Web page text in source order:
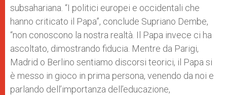
subsahariana. “I politici europei e occidentali che
hanno criticato il Papa”, conclude Supriano Dembe,
“non conoscono la nostra realtà. Il Papa invece ci ha
ascoltato, dimostrando fiducia. Mentre da Parigi,
Madrid o Berlino sentiamo discorsi teorici, il Papa si
è messo in gioco in prima persona, venendo da noi e
parlando dell’importanza dell’educazione,